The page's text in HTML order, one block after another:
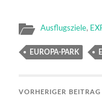
Ausflugsziele,
EUROPA-PARK
VORHERIGER BEITRAG